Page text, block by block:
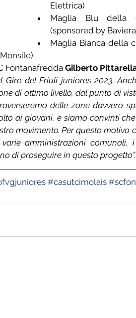
Elettrica)
Maglia Blu della
(sponsored by
Maglia Bianca della
Fontanafredda Gilberto
del Friuli juniores 2023.
di ottimo livello, dal punto di
delle zone davvero
ai giovani, e siamo convinti
movimento. Per questo motivo
varie amministrazioni
di proseguire in questo progetto”.
#casutcimolais